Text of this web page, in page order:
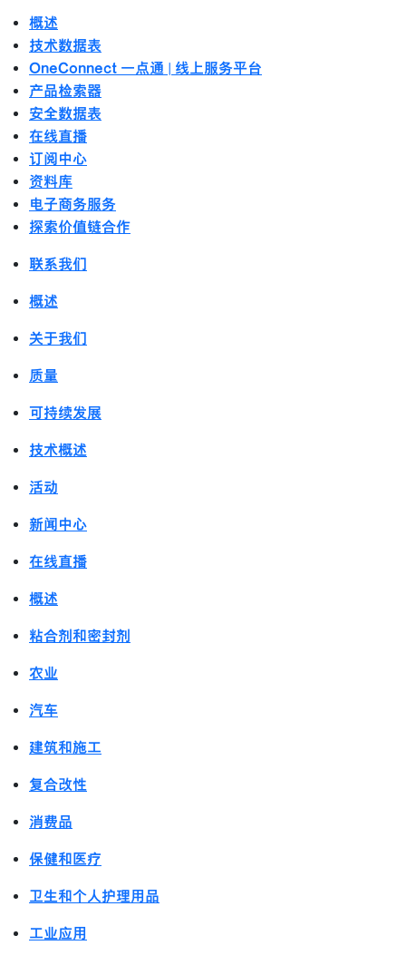
概述
技术数据表
OneConnect 一点通 | 线上服务平台
产品检索器
安全数据表
在线直播
订阅中心
资料库
电子商务服务
探索价值链合作
联系我们
概述
关于我们
质量
可持续发展
技术概述
活动
新闻中心
在线直播
概述
粘合剂和密封剂
农业
汽车
建筑和施工
复合改性
消费品
保健和医疗
卫生和个人护理用品
工业应用